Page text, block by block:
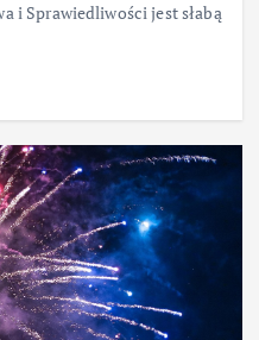
i Sprawiedliwości jest słabą